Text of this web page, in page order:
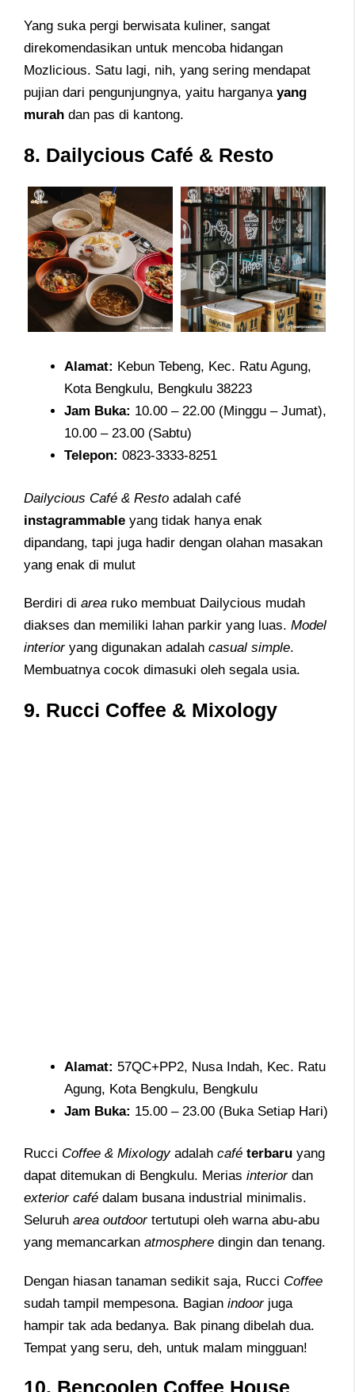
Yang suka pergi berwisata kuliner, sangat
direkomendasikan untuk mencoba hidangan
Mozlicious. Satu lagi, nih, yang sering mendapat
pujian dari pengunjungnya, yaitu harganya yang
murah dan pas di kantong.
8. Dailycious Café & Resto
Alamat: Kebun Tebeng, Kec. Ratu Agung,
Kota Bengkulu, Bengkulu 38223
Jam Buka: 10.00 – 22.00 (Minggu – Jumat),
10.00 – 23.00 (Sabtu)
Telepon: 0823-3333-8251
Dailycious Café & Resto adalah café
instagrammable yang tidak hanya enak
dipandang, tapi juga hadir dengan olahan masakan
yang enak di mulut
Berdiri di area ruko membuat Dailycious mudah
diakses dan memiliki lahan parkir yang luas. Model
interioryang digunakan adalah casual simple.
Membuatnya cocok dimasuki oleh segala usia.
9. Rucci Coffee & Mixology
Alamat: 57QC+PP2, Nusa Indah, Kec. Ratu
Agung, Kota Bengkulu, Bengkulu
Jam Buka: 15.00 – 23.00 (Buka Setiap Hari)
Rucci Coffee & Mixologyadalah café terbaru yang
dapat ditemukan di Bengkulu. Merias interiordan
exterior café dalam busana industrial minimalis.
Seluruh area outdoortertutupi oleh warna abu-abu
yang memancarkan atmosphere dingin dan tenang.
Dengan hiasan tanaman sedikit saja, Rucci Coffee
sudah tampil mempesona. Bagian indoorjuga
hampir tak ada bedanya. Bak pinang dibelah dua.
Tempat yang seru, deh, untuk malam mingguan!
10. Bencoolen Coffee House